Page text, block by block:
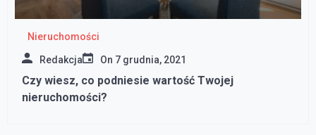
Nieruchomości
Redakcja On 7 grudnia, 2021
Czy wiesz, co podniesie wartość Twojej
nieruchomości?